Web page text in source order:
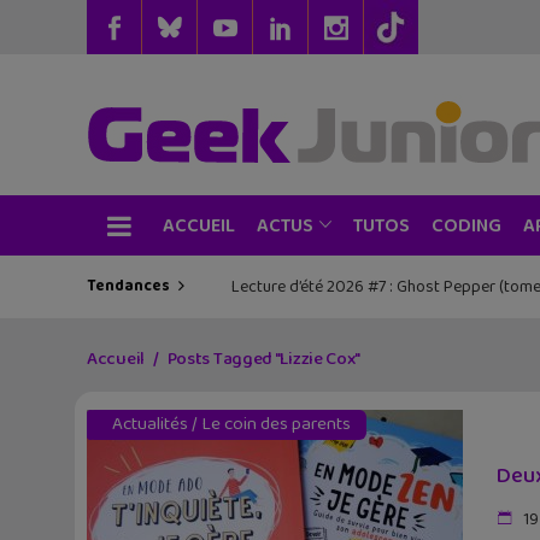
ACCUEIL ACTUS TUTOS CODING
Tendances Les sorties geek de l’été à Paris : One
Accueil Posts Tagged "Lizzie Cox"
Actualités/ Le coin des parents